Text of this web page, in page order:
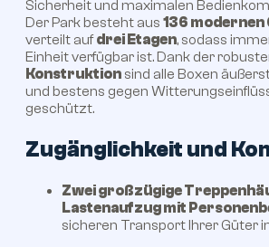
Sicherheit und maximalen
Der Park besteht aus 136 modernen
verteilt aufdrei Etagen, sodass
Einheit verfügbar ist. Dank der
Konstruktion sind alle Boxen
und bestens gegen
geschützt.
Zugänglichkeit und
Zwei großzügige
Lastenaufzug mit
sicheren Transport Ihrer Güter